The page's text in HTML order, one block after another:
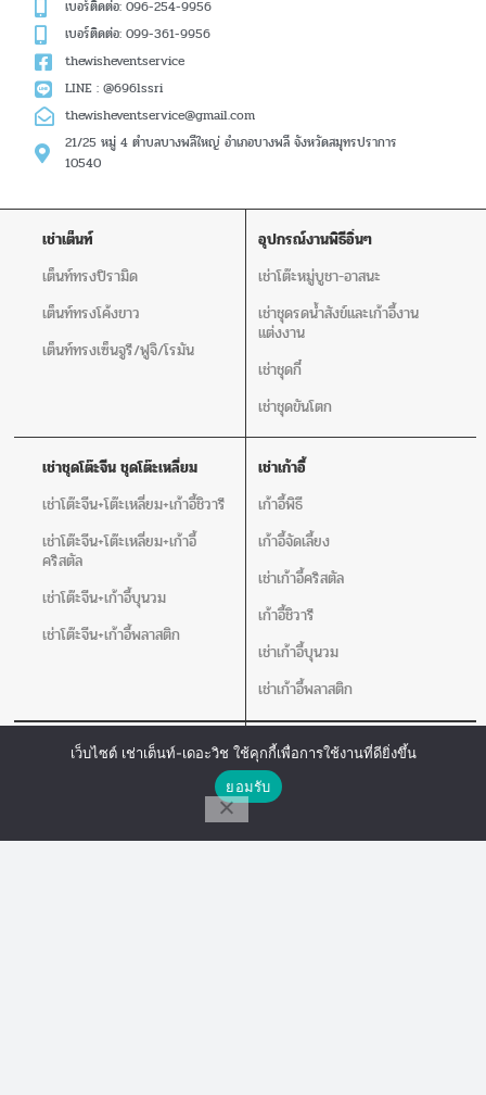
เบอร์ติดต่อ: 096-254-9956
เบอร์ติดต่อ: 099-361-9956
thewisheventservice
LINE : @696lssri
thewisheventservice@gmail.com
21/25 หมู่ 4 ตำบลบางพลีใหญ่ อำเภอบางพลี จังหวัดสมุทรปราการ
10540
เช่าเต็นท์
เต็นท์ทรงปิรามิด
เต็นท์ทรงโค้งขาว
เต็นท์ทรงเซ็นจูรี/ฟูจิ/โรมัน
อุปกรณ์งานพิธีอิ่นๆ
เช่าโต๊ะหมู่บูชา-อาสนะ
เช่าชุดรดน้ำสังข์และเก้าอี้งาน
แต่งงาน
เช่าชุดกี๋
เช่าชุดขันโตก
เช่าชุดโต๊ะจีน ชุดโต๊ะเหลี่ยม
เช่าโต๊ะจีน+โต๊ะเหลี่ยม+เก้าอี้ชิวารี
เช่าโต๊ะจีน+โต๊ะเหลี่ยม+เก้าอี้
คริสตัล
เช่าโต๊ะจีน+เก้าอี้บุนวม
เช่าโต๊ะจีน+เก้าอี้พลาสติก
เช่าเก้าอี้
เก้าอี้พิธี
เก้าอี้จัดเลี้ยง
เช่าเก้าอี้คริสตัล
เก้าอี้ชิวารี
เช่าเก้าอี้บุนวม
เช่าเก้าอี้พลาสติก
เช่าโต๊ะ
อุปกรณ์อิ่นๆ
เช่าชุดอ่างอุ่นอาหาร
Line Chat
เว็บไซต์ เช่าเต็นท์-เดอะวิช ใช้คุกกี้เพื่อการใช้งานที่ดียิ่งขึ้น
ยอมรับ